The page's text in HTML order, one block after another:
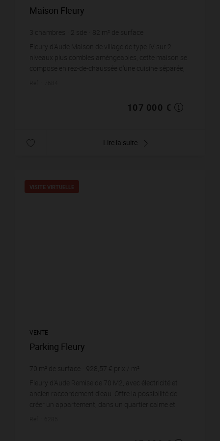
Maison Fleury
3 chambres 2 sde 82 m² de surface
1 304,88 €
Fleury d'Aude Maison de village de type IV sur 2
niveaux plus combles améngeables, cette maison se
compose en rez-de-chaussée d'une cuisine séparée,
107 000 €
Lire la suite
VISITE VIRTUELLE
VENTE
Parking Fleury
70 m² de surface 928,57 € prix / m²
Fleury d'Aude Remise de 70 M2, avec électricité et
ancien raccordement d'eau. Offre la possibilité de
créer un appartement, dans un quartier calme et